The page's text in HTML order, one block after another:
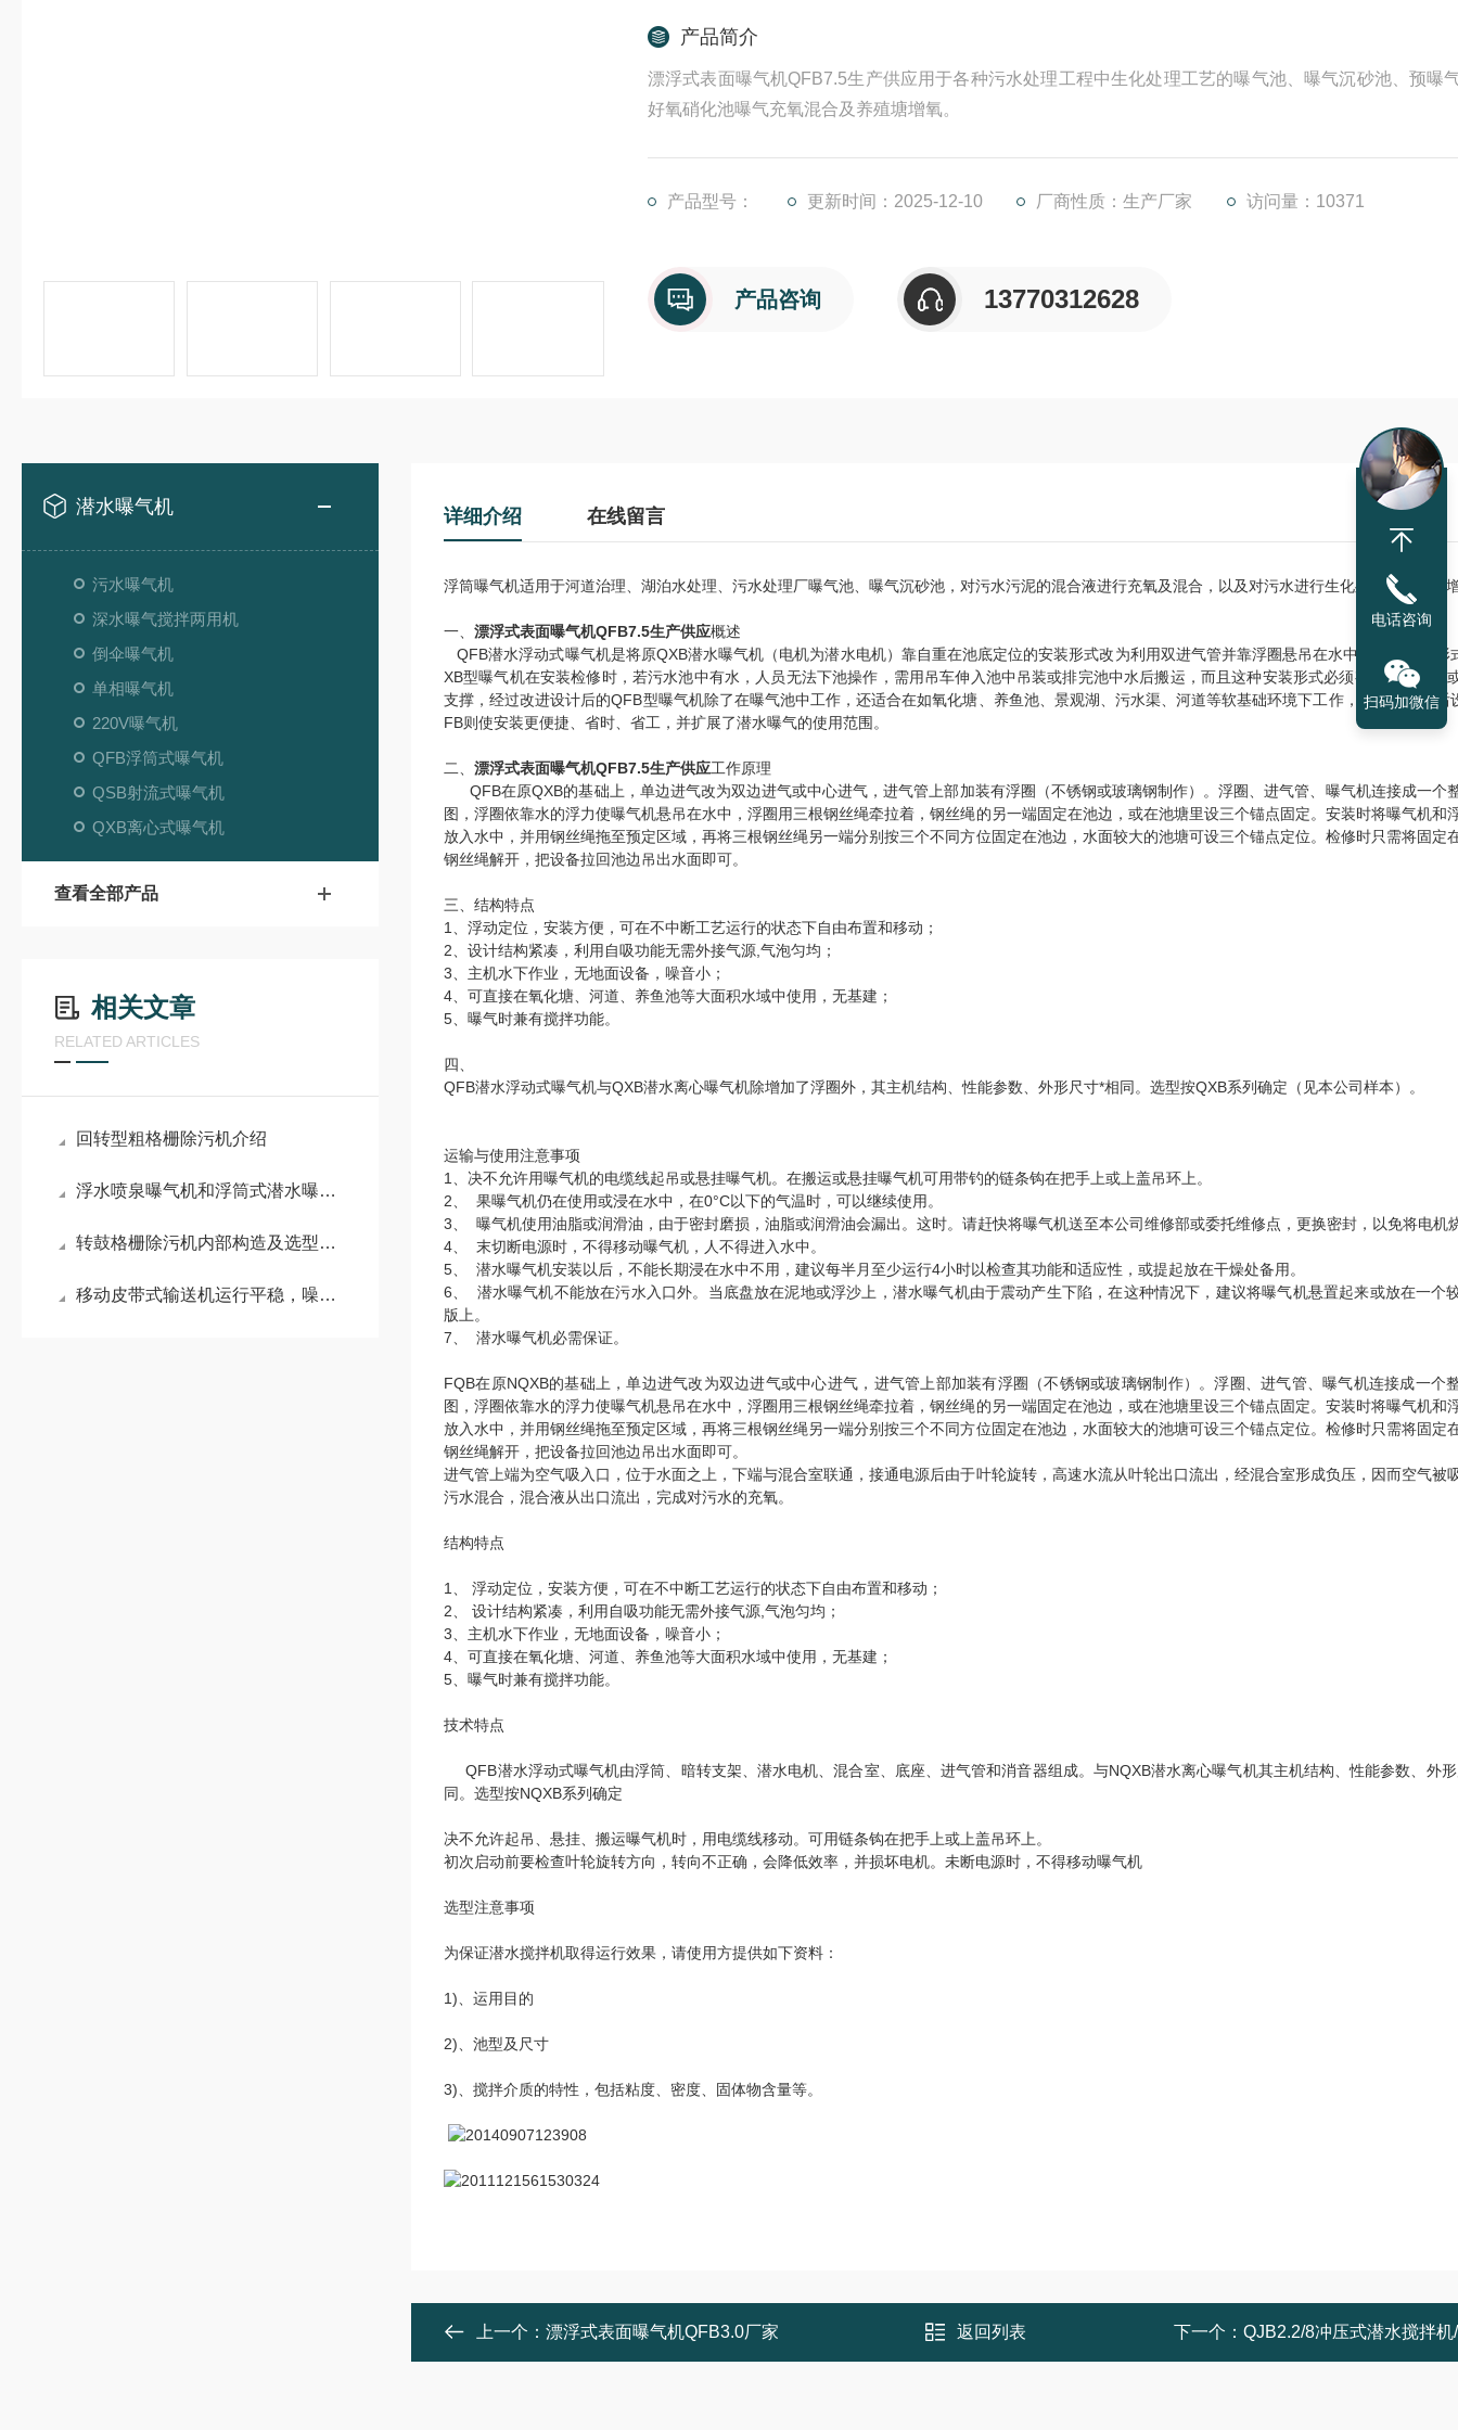
产品简介
漂浮式表面曝气机QFB7.5生产供应用于各种污水处理工程中生化处理工艺的曝气池、曝气沉砂池、预曝
好氧硝化池曝气充氧混合及养殖塘增氧。
产品型号： 更新时间：2025-12-10 厂商性质：生产厂家 访问量：10371
产品咨询 13770312628
潜水曝气机
污水曝气机
深水曝气搅拌两用机
倒伞曝气机
单相曝气机
220V曝气机
QFB浮筒式曝气机
QSB射流式曝气机
QXB离心式曝气机
查看全部产品
相关文章
RELATED ARTICLES
回转型粗格栅除污机介绍
浮水喷泉曝气机和浮筒式潜水曝气机主要区别
转鼓格栅除污机内部构造及选型方法
移动皮带式输送机运行平稳，噪音低
详细介绍 在线留言
浮筒曝气机适用于河道治理、湖泊水处理、污水处理厂曝气池、曝气沉砂池，对污水污泥的混合液进行充氧及混合，以及对污水进行生化处理或养殖塘
一、 漂浮式表面曝气机QFB7.5生产供应概述
QFB潜水浮动式曝气机是将原QXB潜水曝气机（电机为潜水电机）靠自重在池底定位的安装形式改为利用双进气管并靠浮圈悬吊在水中浮动的安装形
XB型曝气机在安装检修时，若污水池中有水，人员无法下池操作，需用吊车伸入池中吊装或排完池中水后搬运，而且这种安装形式必须有坚硬的基础
支撑，经过改进设计后的QFB型曝气机除了在曝气池中工作，还适合在如氧化塘、养鱼池、景观湖、污水渠、河道等软基础环境下工作，从而经改进后
FB则使安装更便捷、省时、省工，并扩展了潜水曝气的使用范围。
二、 漂浮式表面曝气机QFB7.5生产供应工作原理
QFB在原QXB的基础上，单边进气改为双边进气或中心进气，进气管上部加装有浮圈（不锈钢或玻璃钢制作）。浮圈、进气管、曝气机连接成一个
图，浮圈依靠水的浮力使曝气机悬吊在水中，浮圈用三根钢丝绳牵拉着，钢丝绳的另一端固定在池边，或在池塘里设三个锚点固定。安装时将曝气机和
放入水中，并用钢丝绳拖至预定区域，再将三根钢丝绳另一端分别按三个不同方位固定在池边，水面较大的池塘可设三个锚点定位。检修时只需将固定
钢丝绳解开，把设备拉回池边吊出水面即可。
三、 结构特点
1、浮动定位，安装方便，可在不中断工艺运行的状态下自由布置和移动；
2、设计结构紧凑，利用自吸功能无需外接气源,气泡匀均；
3、主机水下作业，无地面设备，噪音小；
4、可直接在氧化塘、河道、养鱼池等大面积水域中使用，无基建；
5、曝气时兼有搅拌功能。
四、
QFB潜水浮动式曝气机与QXB潜水离心曝气机除增加了浮圈外，其主机结构、性能参数、外形尺寸*相同。选型按QXB系列确定（见本公司样本）。
运输与使用注意事项
1、决不允许用曝气机的电缆线起吊或悬挂曝气机。在搬运或悬挂曝气机可用带钓的链条钩在把手上或上盖吊环上。
2、 果曝气机仍在使用或浸在水中，在0°C以下的气温时，可以继续使用。
3、 曝气机使用油脂或润滑油，由于密封磨损，油脂或润滑油会漏出。这时。请赶快将曝气机送至本公司维修部或委托维修点，更换密封，以免将电机
4、 末切断电源时，不得移动曝气机，人不得进入水中。
5、 潜水曝气机安装以后，不能长期浸在水中不用，建议每半月至少运行4小时以检查其功能和适应性，或提起放在干燥处备用。
6、 潜水曝气机不能放在污水入口外。当底盘放在泥地或浮沙上，潜水曝气机由于震动产生下陷，在这种情况下，建议将曝气机悬置起来或放在一个
版上。
7、 潜水曝气机必需保证。
FQB在原NQXB的基础上，单边进气改为双边进气或中心进气，进气管上部加装有浮圈（不锈钢或玻璃钢制作）。浮圈、进气管、曝气机连接成一个
图，浮圈依靠水的浮力使曝气机悬吊在水中，浮圈用三根钢丝绳牵拉着，钢丝绳的另一端固定在池边，或在池塘里设三个锚点固定。安装时将曝气机和
放入水中，并用钢丝绳拖至预定区域，再将三根钢丝绳另一端分别按三个不同方位固定在池边，水面较大的池塘可设三个锚点定位。检修时只需将固定
钢丝绳解开，把设备拉回池边吊出水面即可。
进气管上端为空气吸入口，位于水面之上，下端与混合室联通，接通电源后由于叶轮旋转，高速水流从叶轮出口流出，经混合室形成负压，因而空气被
污水混合，混合液从出口流出，完成对污水的充氧。
结构特点
1、 浮动定位，安装方便，可在不中断工艺运行的状态下自由布置和移动；
2、 设计结构紧凑，利用自吸功能无需外接气源,气泡匀均；
3、主机水下作业，无地面设备，噪音小；
4、可直接在氧化塘、河道、养鱼池等大面积水域中使用，无基建；
5、曝气时兼有搅拌功能。
技术特点
QFB潜水浮动式曝气机由浮筒、暗转支架、潜水电机、混合室、底座、进气管和消音器组成。与NQXB潜水离心曝气机其主机结构、性能参数、外
同。选型按NQXB系列确定
决不允许起吊、悬挂、搬运曝气机时，用电缆线移动。可用链条钩在把手上或上盖吊环上。
初次启动前要检查叶轮旋转方向，转向不正确，会降低效率，并损坏电机。未断电源时，不得移动曝气机
选型注意事项
为保证潜水搅拌机取得运行效果，请使用方提供如下资料：
1)、运用目的
2)、池型及尺寸
3)、搅拌介质的特性，包括粘度、密度、固体物含量等。
上一个： 漂浮式表面曝气机QFB3.0厂家 返回列表 下一个： QJB2.2/8冲压式潜水搅拌机
电话咨询
扫码加微信